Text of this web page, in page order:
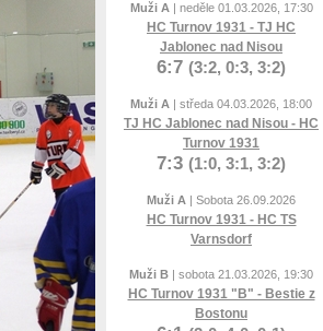
Muži A | neděle 01.03.2026, 17:30
HC Turnov 1931 - TJ HC
Jablonec nad Nisou
6:7 (3:2, 0:3, 3:2)
Muži A | středa 04.03.2026, 18:00
TJ HC Jablonec nad Nisou - HC
Turnov 1931
7:3 (1:0, 3:1, 3:2)
Muži A | Sobota 26.09.2026
HC Turnov 1931 - HC TS
Varnsdorf
Muži B | sobota 21.03.2026, 19:30
HC Turnov 1931 "B" - Bestie z
Bostonu